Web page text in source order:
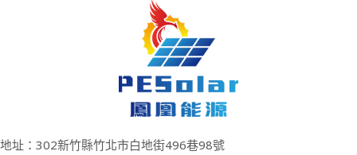
地址：302新竹縣竹北市白地街496巷98號